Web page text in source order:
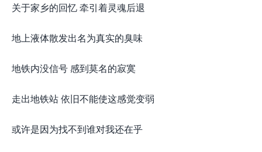
关于家乡的回忆 牵引着灵魂后退
地上液体散发出名为真实的臭味
地铁内没信号 感到莫名的寂寞
走出地铁站 依旧不能使这感觉变弱
或许是因为找不到谁对我还在乎